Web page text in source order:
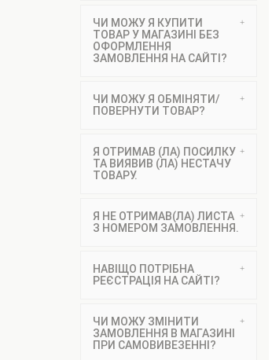
ЧИ МОЖУ Я КУПИТИ
ТОВАР У МАГАЗИНІ БЕЗ
ОФОРМЛЕННЯ
ЗАМОВЛЕННЯ НА САЙТІ?
ЧИ МОЖУ Я ОБМІНЯТИ/
ПОВЕРНУТИ ТОВАР?
Я ОТРИМАВ (ЛА) ПОСИЛКУ
ТА ВИЯВИВ (ЛА) НЕСТАЧУ
ТОВАРУ.
Я НЕ ОТРИМАВ(ЛА) ЛИСТА
З НОМЕРОМ ЗАМОВЛЕННЯ.
НАВІЩО ПОТРІБНА
РЕЄСТРАЦІЯ НА САЙТІ?
ЧИ МОЖУ ЗМІНИТИ
ЗАМОВЛЕННЯ В МАГАЗИНІ
ПРИ САМОВИВЕЗЕННІ?